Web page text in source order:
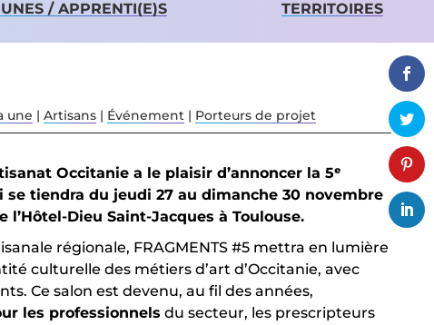
/ APPRENTI(E)S TERRITOIRES
une | Artisans | Événement | Porteurs de projet
Occitanie a le plaisir d’annoncer la 5ᵉ
se tiendra du jeudi 27 au dimanche 30 novembre
Dieu Saint-Jacques à Toulouse.
régionale, FRAGMENTS #5 mettra en lumière
culturelle des métiers d’art d’Occitanie, avec
Ce salon est devenu, au fil des années,
les professionnels du secteur, les prescripteurs